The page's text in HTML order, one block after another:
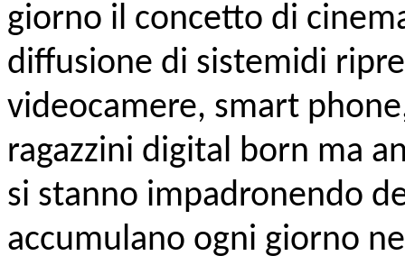
giorno il concetto di
diffusione di sistemidi
videocamere, smart
ragazzini digital born ma
si stanno impadronendo
accumulano ogni giorno